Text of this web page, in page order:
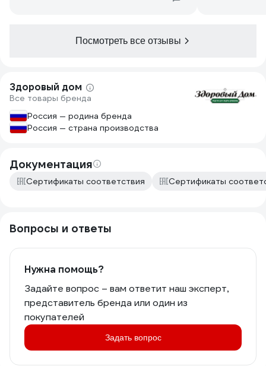
Посмотреть все отзывы
Здоровый дом
Все товары бренда
Россия — родина бренда
Россия — страна производства
Документация
Сертификаты соответствия Сертификаты
Вопросы и ответы
Нужна помощь?
Задайте вопрос – вам ответит наш эксперт,
представитель бренда или один из
покупателей
Задать вопрос